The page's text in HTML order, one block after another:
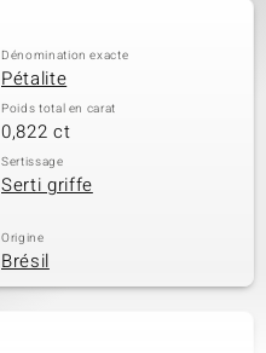
Dénomination exacte
Pétalite
Poids total en carat
0,822 ct
Sertissage
Serti griffe
Origine
Brésil